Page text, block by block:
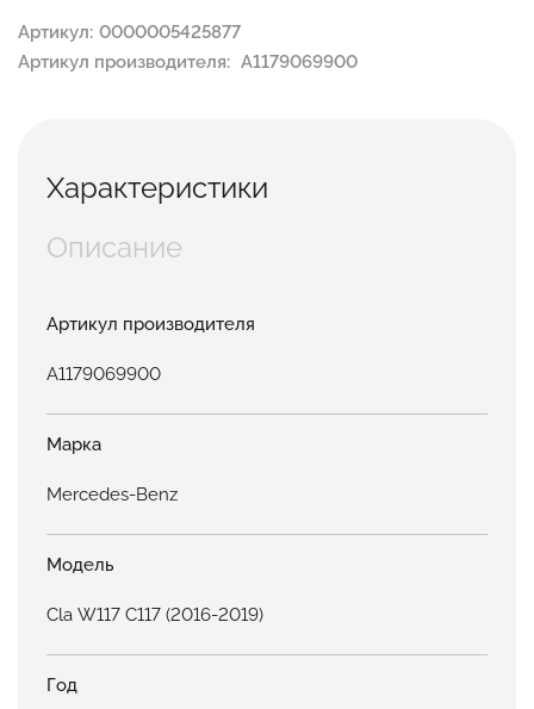
Артикул: 0000005425877
Артикул производителя: A1179069900
Характеристики
Описание
Артикул производителя
A1179069900
Марка
Mercedes-Benz
Модель
Cla W117 C117 (2016-2019)
Год